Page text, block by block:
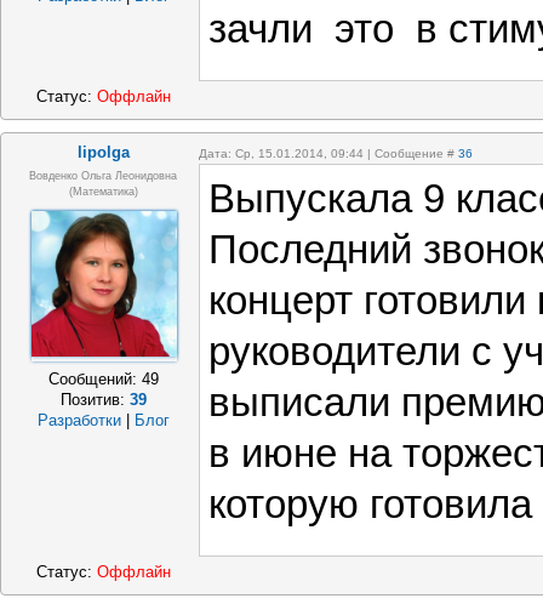
зачли это в
Статус: Оффлайн
lipolga Дата: Ср, 15.01.2014, 09:44 | Сообщение # 36
Вовденко Ольга Леонидовна
(математика)
Сообщений: 49
Позитив: 39
Разработки
Блог
Выпускала 9
Последний
концерт
руководители с
выписали
в июне на
которую
Статус: Оффлайн